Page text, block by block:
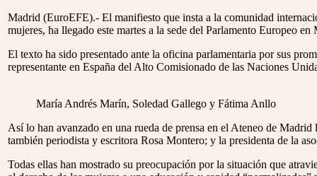
Madrid (EuroEFE).- El manifiesto que insta a la comunidad
mujeres, ha llegado este martes a la sede del Parlamento Europeo
El texto ha sido presentado ante la oficina parlamentaria por sus
representante en España del Alto Comisionado de las Naciones
María Andrés Marín, Soledad Gallego y Fátima Anllo
Así lo han avanzado en una rueda de prensa en el Ateneo de
también periodista y escritora Rosa Montero; y la presidenta de la
Todas ellas han mostrado su preocupación por la situación que